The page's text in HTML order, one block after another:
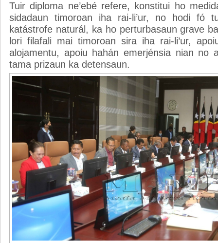
Tuir diploma ne’ebé refere, konstitui ho
sidadaun timoroan iha rai-li’ur, no hodi fó
katástrofe naturál, ka ho perturbasaun grave
lori filafali mai timoroan sira iha rai-li’ur,
alojamentu, apoiu hahán emerjénsia nian no
tama prizaun ka detensaun.